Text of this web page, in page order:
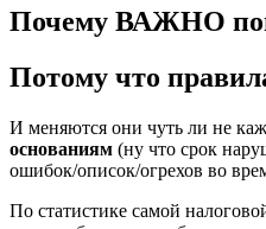
Почему ВАЖНО
Потому что
И меняются они чуть ли не
основаниям (ну что срок
ошибок/описок/огрехов во
По статистике самой